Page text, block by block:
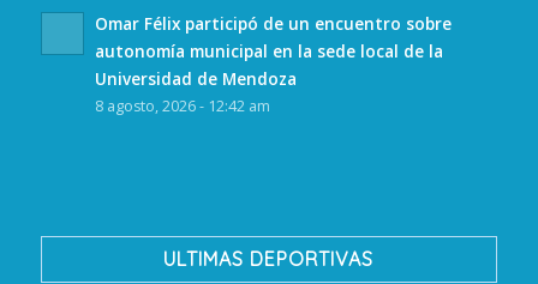
Omar Félix participó de un encuentro sobre
autonomía municipal en la sede local de la
Universidad de Mendoza
8 agosto, 2026 - 12:42 am
ULTIMAS DEPORTIVAS